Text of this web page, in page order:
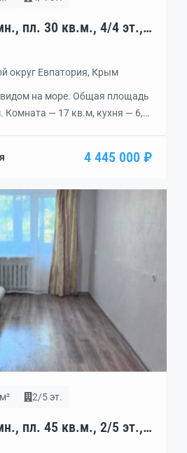
пл. 30 кв.м., 4/4 эт.,
округ Евпатория, Крым
на море. Общая площадь
Комната — 17 кв.м, кухня — 6,5
Новые счетчики на газ, воду и
газовая колонка.
дверь. Из окон […]
4 445 000 ₽
2/5 эт.
пл. 45 кв.м., 2/5 эт.,